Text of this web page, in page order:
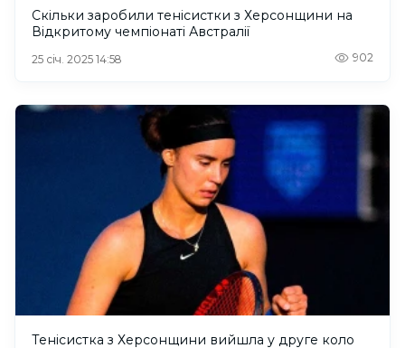
Скільки заробили тенісистки з Херсонщини на
Відкритому чемпіонаті Австралії
25 січ. 2025 14:58 902
Тенісистка з Херсонщини вийшла у друге коло